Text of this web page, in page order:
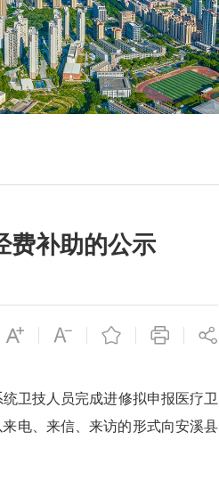
费补助的公示
卫技人员完成进修拟申报医疗卫
电、来信、来访的形式向安溪县